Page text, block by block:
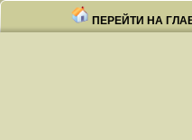
ПЕРЕЙТИ НА